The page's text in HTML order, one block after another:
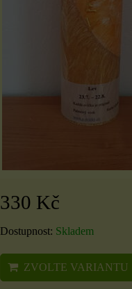
330 Kč
Dostupnost: Skladem
ZVOLTE VARIANTU